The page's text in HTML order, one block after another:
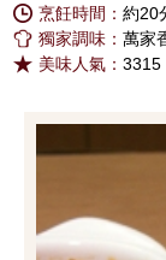
烹飪時間：約20
獨家調味：萬家
美味人氣：3315